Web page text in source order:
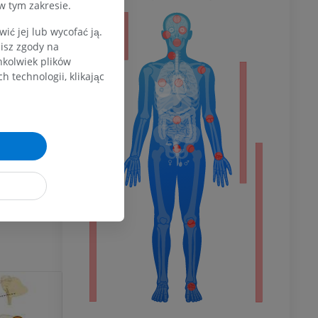
tym zakresie.
jej lub wycofać ją.
zgody na
plików
technologii, klikając